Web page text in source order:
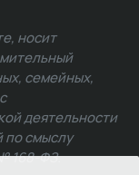
носит
семейных,
деятельности
по смыслу
168-ФЗ.